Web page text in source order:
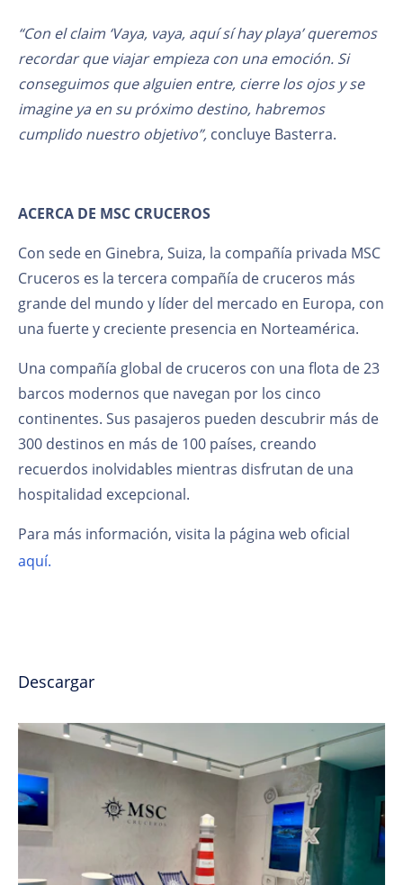
“Con el claim ‘Vaya, vaya, aquí sí hay playa’ queremos
recordar que viajar empieza con una emoción. Si
conseguimos que alguien entre, cierre los ojos y se
imagine ya en su próximo destino, habremos
cumplido nuestro objetivo”, concluye Basterra.
ACERCA DE MSC CRUCEROS
Con sede en Ginebra, Suiza, la compañía privada MSC
Cruceros es la tercera compañía de cruceros más
grande del mundo y líder del mercado en Europa, con
una fuerte y creciente presencia en Norteamérica.
Una compañía global de cruceros con una flota de 23
barcos modernos que navegan por los cinco
continentes. Sus pasajeros pueden descubrir más de
300 destinos en más de 100 países, creando
recuerdos inolvidables mientras disfrutan de una
hospitalidad excepcional.
Para más información, visita la página web oficial
aquí.
Descargar